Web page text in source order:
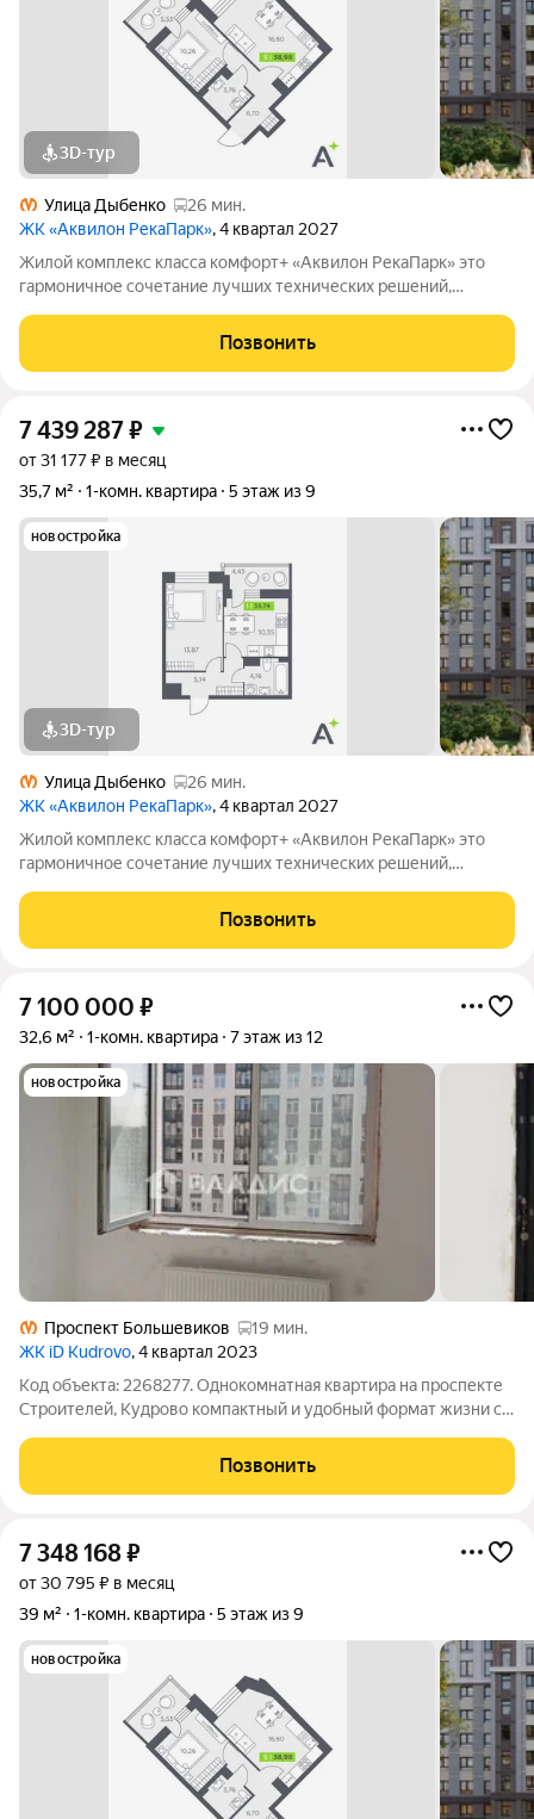
3D-тур
Улица Дыбенко
26 мин.
ЖК «Аквилон РекаПарк», 4 квартал 2027
Жилой комплекс класса комфорт+ «Аквилон РекаПарк» это
гармоничное сочетание лучших технических решений,
направленности. Мы разработали перспективный проект для
тех, кто ценит комфорт,
Позвонить
7 439 287₽
от 31 177 ₽ в месяц
35,7 м²
1-комн. квартира 5 этаж из 9
новостройка
3D-тур
Улица Дыбенко
26 мин.
ЖК «Аквилон РекаПарк», 4 квартал 2027
Жилой комплекс класса комфорт+ «Аквилон РекаПарк» это
гармоничное сочетание лучших технических решений,
направленности. Мы разработали перспективный проект для
тех, кто ценит комфорт,
Позвонить
7 100 000 ₽
32,6 м² 1-комн. квартира 7 этаж из 12
новостройка
Проспект Большевиков
19 мин.
ЖК iD Kudrovo, 4 квартал 2023
Код объекта: 2268277. Однокомнатная квартира на проспекте
Строителей, Кудрово компактный и удобный формат жизни с
обновления под свои задачи. 7-й этаж 12-этажного дома даёт
оптимальный баланс света
Позвонить
7 348 168₽
от 30 795 ₽ в месяц
39 м²
1-комн. квартира 5 этаж из 9
новостройка